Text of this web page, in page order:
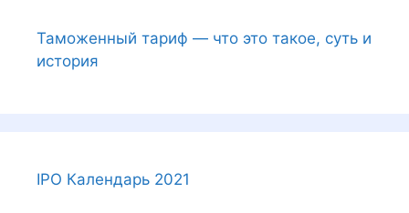
Таможенный тариф — что это такое, суть и
история
IPO Календарь 2021